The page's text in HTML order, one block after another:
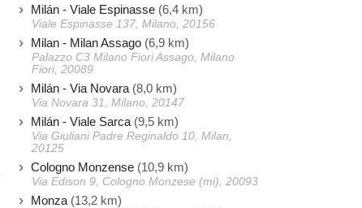
Milán - Viale Espinasse (6,4 km)
Viale Espinasse 137, Milano, 20156
Milan - Milan Assago (6,9 km)
Palazzo C3 Milano Fiori Assago, Milano
Fiori, 20089
Milán - Via Novara (8,0 km)
Via Novara 31, Milano, 20147
Milán - Viale Sarca (9,5 km)
Via Giuliani Padre Reginaldo 10, Milan,
20125
Cologno Monzense (10,9 km)
Via Edison 9, Cologno Monzese (mi), 20093
Monza (13,2 km)